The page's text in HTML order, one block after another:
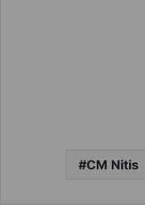
CM Nitis